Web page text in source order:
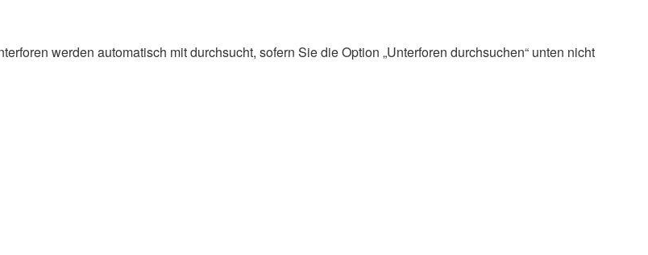
werden automatisch mit durchsucht, sofern Sie die Option „Unterforen durchsuchen“ unten nicht